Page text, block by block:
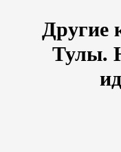
Тулы.